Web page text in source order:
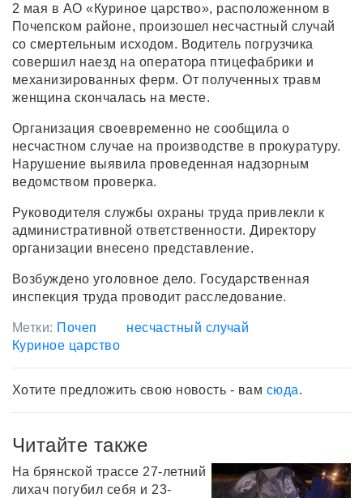
2 мая в АО «Куриное царство», расположенном в
Почепском районе, произошел несчастный случай
со смертельным исходом. Водитель погрузчика
совершил наезд на оператора птицефабрики и
механизированных ферм. От полученных травм
женщина скончалась на месте.
Организация своевременно не сообщила о
несчастном случае на производстве в прокуратуру.
Нарушение выявила проведенная надзорным
ведомством проверка.
Руководителя службы охраны труда привлекли к
административной ответственности. Директору
организации внесено представление.
Возбуждено уголовное дело. Государственная
инспекция труда проводит расследование.
Метки: Почеп
несчастный случай
Куриное царство
Хотите предложить свою новость - вам сюда.
Читайте также
На брянской трассе 27-летний
лихач погубил себя и 23-